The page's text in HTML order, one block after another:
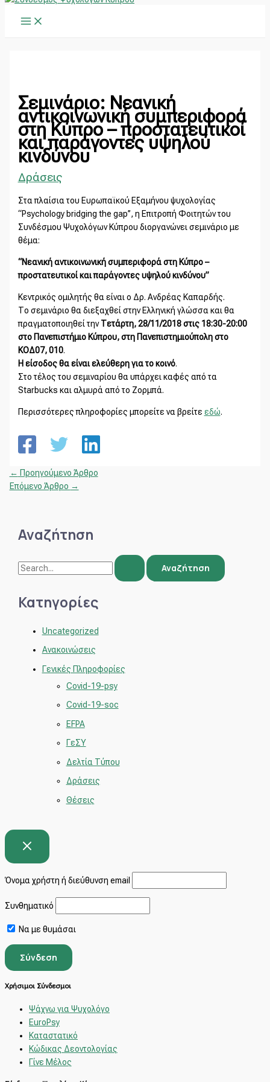
Μετάβαση
Main
Σεμινάριο: Νεανική
αντικοινωνική συμπεριφορά
στη Κύπρο – προστατευτικοί
και παράγοντες υψηλού
κινδύνου
Δράσεις
Στα πλαίσια του Ευρωπαϊκού Εξαμήνου ψυχολογίας
“Psychology bridging the gap’’, η Επιτροπή Φοιτητών του
Συνδέσμου Ψυχολόγων Κύπρου διοργανώνει σεμινάριο με
θέμα:
“Νεανική αντικοινωνική συμπεριφορά στη Κύπρο –
προστατευτικοί και παράγοντες υψηλού κινδύνου”
Κεντρικός ομιλητής θα είναι ο Δρ. Ανδρέας Καπαρδής.
Το σεμινάριο θα διεξαχθεί στην Ελληνική γλώσσα και θα
πραγματοποιηθεί τηνΤετάρτη, 28/11/2018 στις 18:30-20:00
στο Πανεπιστήμιο Κύπρου, στη Πανεπιστημιούπολη στο
ΚΟΔ07, 010.
Η είσοδος θα είναι ελεύθερη για το κοινό.
Στο τέλος του σεμιναρίου θα υπάρχει καφές από τα
Starbucks και αλμυρά από το Ζορμπά.
Περισσότερες πληροφορίες μπορείτε να βρείτε εδώ.
← Προηγούμενο Άρθρο
Επόμενο Άρθρο →
Αναζήτηση
ν
η
σ
η
ι
:
Κατηγορίες
Uncategorized
Ανακοινώσεις
Γενικές Πληροφορίες
Covid-19-psy
Covid-19-soc
EFPA
ΓεΣΥ
Δελτία Τύπου
Δράσεις
Θέσεις
Όνομα χρήστη ή διεύθυνση email
Συνθηματικό
Να με θυμάσαι
Χρήσιμοι Σύνδεσμοι
Main
Menu
Ψάχνω για Ψυχολόγο
EuroPsy
Καταστατικό
Κώδικας Δεοντολογίας
Γίνε Μέλος